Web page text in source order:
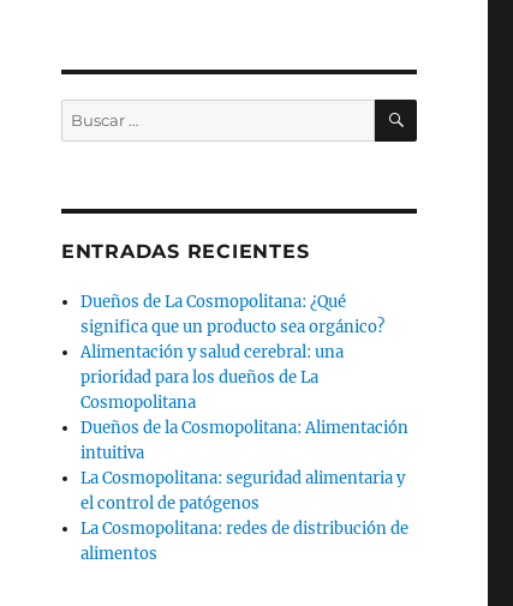
Buscar
por:
BUSCAR
ENTRADAS RECIENTES
Dueños de La Cosmopolitana: ¿Qué
significa que un producto sea orgánico?
Alimentación y salud cerebral: una
prioridad para los dueños de La
Cosmopolitana
Dueños de la Cosmopolitana: Alimentación
intuitiva
La Cosmopolitana: seguridad alimentaria y
el control de patógenos
La Cosmopolitana: redes de distribución de
alimentos